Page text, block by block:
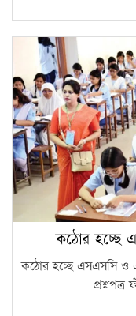
কঠোর হচ্ছে
কঠোর হচ্ছে এসএসসি ও